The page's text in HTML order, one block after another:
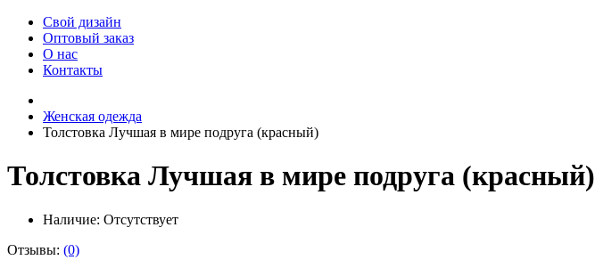
Свой дизайн
Оптовый заказ
О нас
Контакты
Женская одежда
Толстовка Лучшая в мире подруга (красный)
Толстовка Лучшая в мире подруга (красный)
Наличие: Отсутствует
Отзывы: (0)